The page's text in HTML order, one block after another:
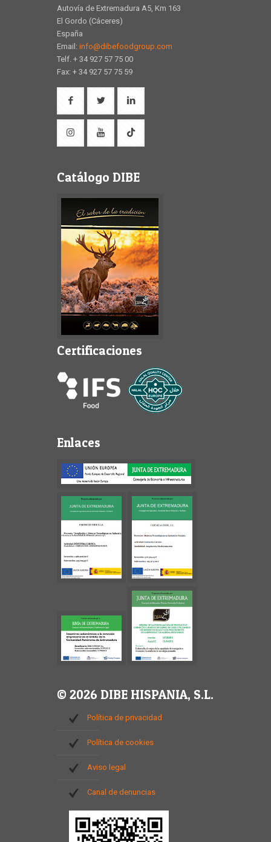
Autovía de Extremadura A5, Km 163
El Gordo (Cáceres)
España
Email: info@dibefoodgroup.com
Telf. + 34 927 57 75 00
Fax: + 34 927 57 75 59
Catálogo DIBE
Certificaciones
Enlaces
© 2026 DIBE HISPANIA, S.L.
Política de privacidad
Política de cookies
Aviso legal
Canal de denuncias